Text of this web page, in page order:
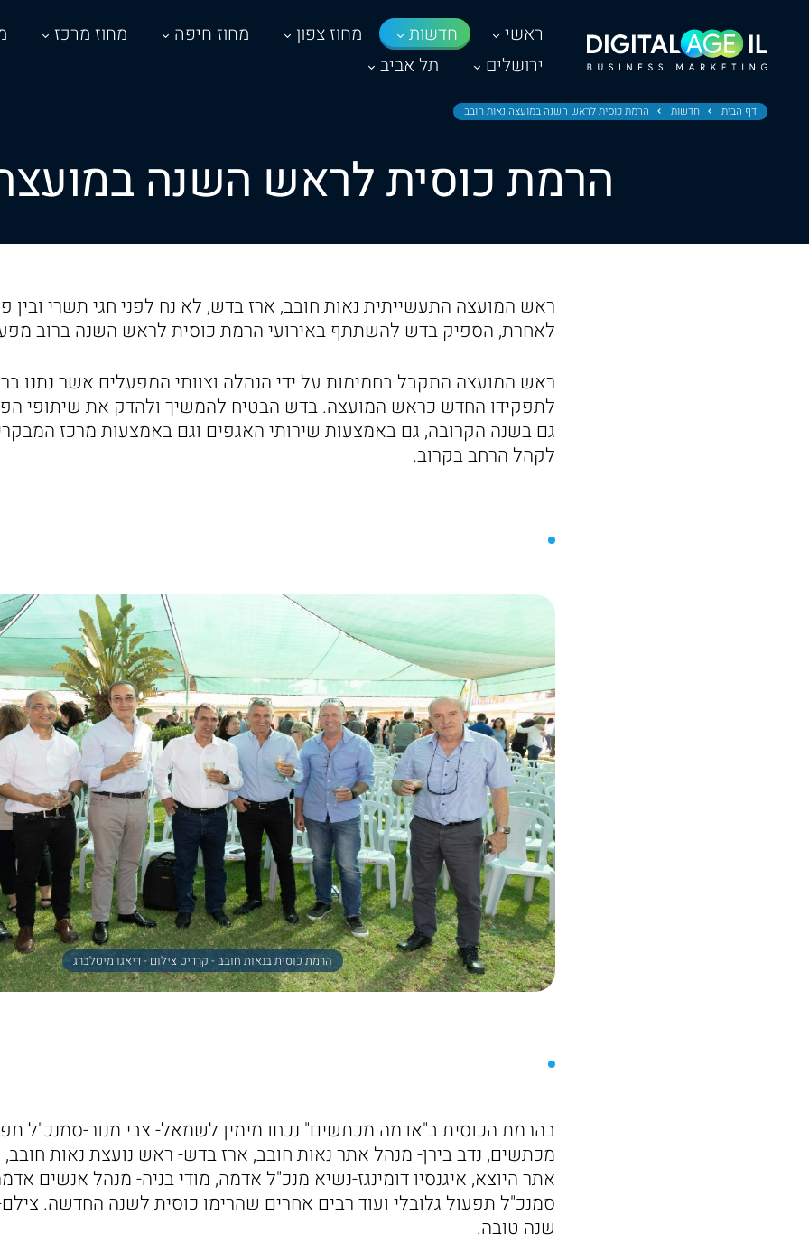
ראשי חדשות מחוז צפון מחוז חיפה מחוז מרכז
ירושלים
תל אביב
דף הבית חדשות הרמת כוסית לראש השנה במועצה נאות חובב
הרמת כוסית לראש השנה
ראש המועצה התעשייתית נאות חובב, ארז בדש, לא נח לפני חגי תשרי ובין
לאחרת, הספיק בדש להשתתף באירועי הרמת כוסית לראש השנה ברוב
ראש המועצה התקבל בחמימות על ידי הנהלה וצוותי המפעלים אשר נתנו
לתפקידו החדש כראש המועצה. בדש הבטיח להמשיך ולהדק את שיתופי
גם בשנה הקרובה, גם באמצעות שירותי האגפים וגם באמצעות מרכז
לקהל הרחב בקרוב.
הרמת כוסית בנאות חובב - קרדיט צילום - דיאגו מיטלברג
בהרמת הכוסית ב"אדמה מכתשים" נכחו מימין לשמאל- צבי מנור-סמנכ"ל
מכתשים, נדב בירן- מנהל אתר נאות חובב, ארז בדש- ראש נועצת נאות חובב,
אתר היוצא, איגנסיו דומינגז-נשיא מנכ"ל אדמה, מודי בניה- מנהל אנשים
סמנכ"ל תפעול גלובלי ועוד רבים אחרים שהרימו כוסית לשנה החדשה.
שנה טובה.